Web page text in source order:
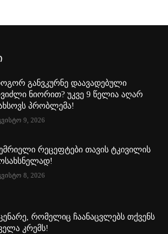
განვკურნე დაავადებული
ნიორით? უკვე 9 წელია აღარ
პრობლემა!
9, 2026
რეცეფტები თავის ტკივილის
8, 2026
რომელიც ჩაანაცვლებს თქვენს
კრემს!